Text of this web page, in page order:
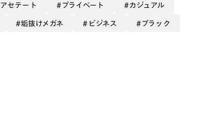
アセテート プライベート カジュアル
垢抜けメガネ ビジネス ブラック